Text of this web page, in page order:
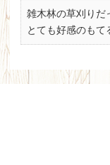
雑木林の草刈りだ
とても好感のもて